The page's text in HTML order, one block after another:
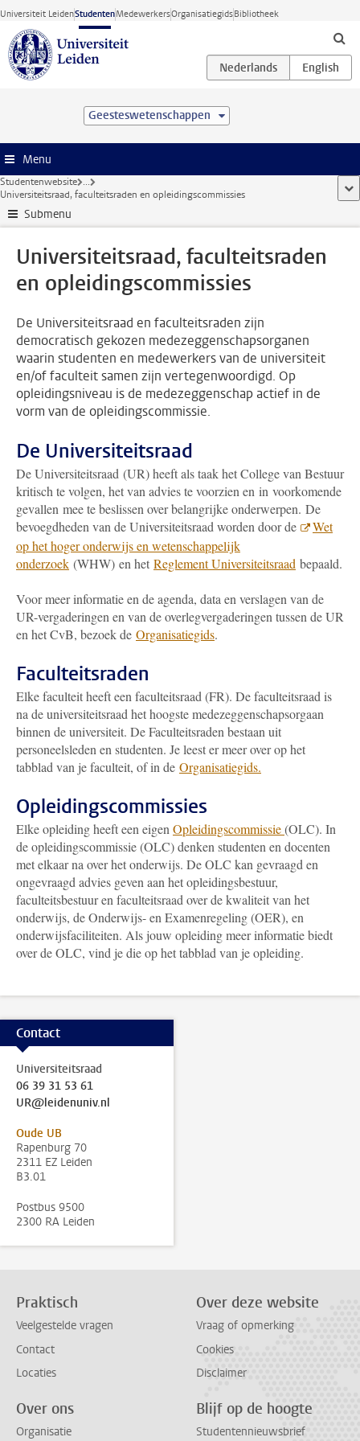
Ga direct naar de inhoud
Universiteit LeidenStudentenMedewerkersOrganisatiegidsBibliotheek
Geesteswetenschappen
Menu
Studentenwebsite ...
Universiteitsraad, faculteitsraden en opleidingscommissies
Submenu
Universiteitsraad, faculteitsraden
en opleidingscommissies
De Universiteitsraad en faculteitsraden zijn
democratisch gekozen medezeggenschapsorganen
waarin studenten en medewerkers van de universiteit
en/of faculteit samen zijn vertegenwoordigd. Op
opleidingsniveau is de medezeggenschap actief in de
vorm van de opleidingscommissie.
De Universiteitsraad
De Universiteitsraad (UR) heeft als taak het College van Bestuur
kritisch te volgen, het van advies te voorzien en in voorkomende
gevallen mee te beslissen over belangrijke onderwerpen. De
bevoegdheden van de Universiteitsraad worden door de
Wet
op het hoger onderwijs en wetenschappelijk
onderzoek (WHW) en het Reglement Universiteitsraad bepaald.
Voor meer informatie en de agenda, data en verslagen van de
UR-vergaderingen en van de overlegvergaderingen tussen de UR
en het CvB, bezoek de Organisatiegids.
Faculteitsraden
Elke faculteit heeft een faculteitsraad (FR). De faculteitsraad is
na de universiteitsraad het hoogste medezeggenschapsorgaan
binnen de universiteit. De Faculteitsraden bestaan uit
personeelsleden en studenten. Je leest er meer over op het
tabblad van je faculteit, of in de Organisatiegids.
Opleidingscommissies
Elke opleiding heeft een eigen Opleidingscommissie(OLC). In
de opleidingscommissie (OLC) denken studenten en docenten
met elkaar na over het onderwijs. De OLC kan gevraagd en
ongevraagd advies geven aan het opleidingsbestuur,
faculteitsbestuur en faculteitsraad over de kwaliteit van het
onderwijs, de Onderwijs- en Examenregeling (OER), en
onderwijsfaciliteiten. Als jouw opleiding meer informatie biedt
over de OLC, vind je die op het tabblad van je opleiding.
Contact
Universiteitsraad
06 39 31 53 61
UR@leidenuniv.nl
Oude UB
Rapenburg 70
2311 EZ Leiden
B3.01
Postbus 9500
2300 RA Leiden
Praktisch
Veelgestelde vragen
Contact
Locaties
Over deze website
Vraag of opmerking
Cookies
Disclaimer
Over ons
Organisatie
Blijf op de hoogte
Studentennieuwsbrief